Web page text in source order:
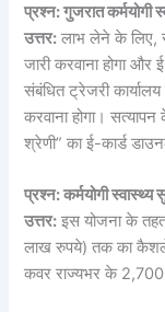
प्रश्न: गुजरात कर्मयोगी
उत्तर: लाभ लेने के लिए,
जारी करवाना होगा और
संबंधित ट्रेजरी कार्यालय
करवाना होगा।
श्रेणी” का ई-कार्ड
प्रश्न: कर्मयोगी स्वास्थ्य
उत्तर: इस योजना के
लाख रुपये) तक का
कवर राज्यभर के 2,700